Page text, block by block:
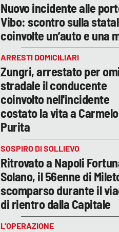
Nuovo incidente alle
Vibo: scontro sulla
coinvolte un’auto e una
ARRESTI DOMICILIARI
Zungri, arrestato per
stradale il conducente
coinvolto nell'incidente
costato la vita a Carmelo
Purita
SOSPIRO DI SOLLIEVO
Ritrovato a Napoli
Solano, il 56enne di
scomparso durante il
di rientro dalla Capitale
L’OPERAZIONE